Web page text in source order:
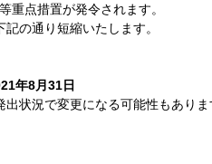
重点措置が発令されます。
の通り短縮いたします。
年8月31日
状況で変更になる可能性もありま